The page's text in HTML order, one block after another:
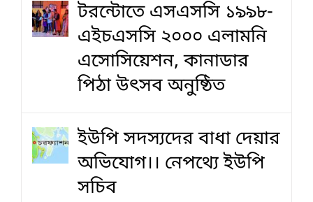
টরন্টোতে এসএসসি ১৯৯৮-
এইচএসসি ২০০০ এলামনি
এসোসিয়েশন, কানাডার
পিঠা উৎসব অনুষ্ঠিত
ইউপি সদস্যদের বাধা দেয়ার
অভিযোগ।। নেপথ্যে ইউপি
সচিব